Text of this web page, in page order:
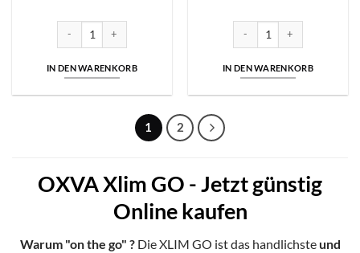
€11,95€8,99.
IN DEN WARENKORB
€11,95€8,99.
IN DEN WARENKORB
1 2
OXVA Xlim GO - Jetzt günstig
Online kaufen
Warum "on the go" ?Die XLIM GO ist das handlichsteund